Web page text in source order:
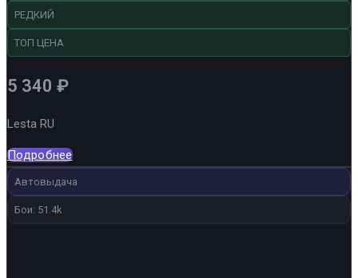
РЕДКИЙ
ТОП ЦЕНА
5 340 ₽
Lesta RU
Подробнее
Автовыдача
Бои: 51.4k